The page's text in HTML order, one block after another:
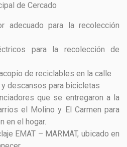
de Cercado
adecuado para la recolección
para la recolección de
de reciclables en la calle
descansos para bicicletas
que se entregaron a la
el Molino y El Carmen para
en el hogar.
EMAT – MARMAT, ubicado en